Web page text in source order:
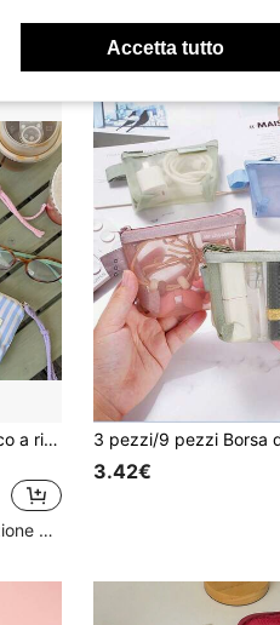
1 pezzo Borsa per il trucco a righe verticali, borsa cosmetica per rossetti, borse da donna per il trucco, piccola borsa portaoggetti, custodia per il trucco, borse da viaggio per signore, astuccio per matite, borsa da toilette da viaggio di grande capacità per pennelli da trucco
Alto livello di fidelizzazione dei clienti
3.42€
Accetta tutto